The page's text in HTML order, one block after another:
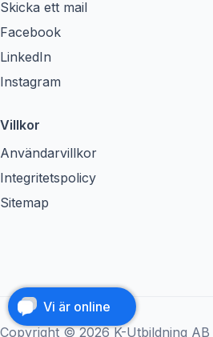
Skicka ett mail
Facebook
LinkedIn
Instagram
Villkor
Användarvillkor
Integritetspolicy
Sitemap
Copyright © 2026 K-Utbildning AB
Vi är online